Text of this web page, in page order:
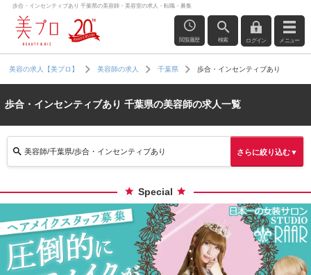
歩合・インセンティブあり 千葉県の美容師・美容室の求人・転職・募集
閲覧履歴 検索 ログイン メニュー
美容の求人【美プロ】 美容師の求人 千葉県 歩合・インセンティブあり
歩合・インセンティブあり 千葉県の美容師の求人一覧
美容師/千葉県/歩合・インセンティブあり さらに絞り込む▼
Special